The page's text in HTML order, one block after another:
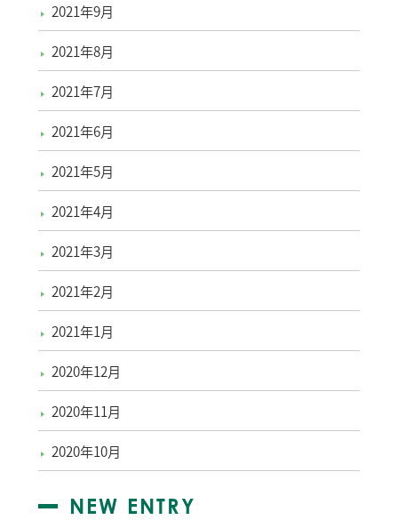
2021年9月
2021年8月
2021年7月
2021年6月
2021年5月
2021年4月
2021年3月
2021年2月
2021年1月
2020年12月
2020年11月
2020年10月
NEW ENTRY